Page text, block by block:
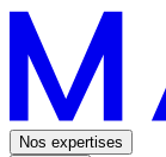
Nos expertises